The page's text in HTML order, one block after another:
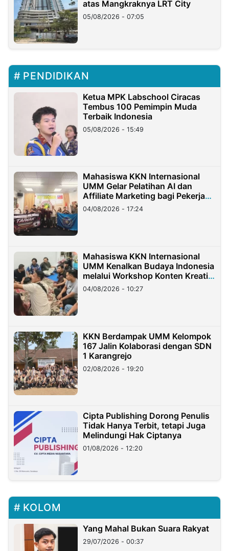
atas Mangkraknya LRT City
05/08/2026 - 07:05
PENDIDIKAN
Ketua MPK Labschool Ciracas
Tembus 100 Pemimpin Muda
Terbaik Indonesia
05/08/2026 - 15:49
Mahasiswa KKN Internasional
UMM Gelar Pelatihan AI dan
Affiliate Marketing bagi Pekerja
Migran Indonesia di Taiwan
04/08/2026 - 17:24
Mahasiswa KKN Internasional
UMM Kenalkan Budaya Indonesia
melalui Workshop Konten Kreatif
di Taiwan
04/08/2026 - 10:27
KKN Berdampak UMM Kelompok
167 Jalin Kolaborasi dengan SDN
1 Karangrejo
02/08/2026 - 19:20
Cipta Publishing Dorong Penulis
Tidak Hanya Terbit, tetapi Juga
Melindungi Hak Ciptanya
01/08/2026 - 12:20
KOLOM
Yang Mahal Bukan Suara Rakyat
29/07/2026 - 00:37